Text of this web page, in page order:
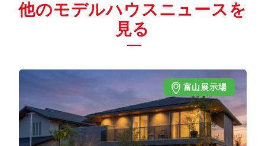
他のモデルハウスニュースを
見る
富山展示場